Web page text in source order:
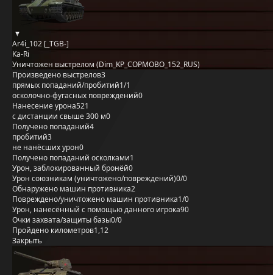
Ar4i_102 [_TGB-]
Ka-Ri
Уничтожен выстрелом (Dim_KP_COPMOBO_152_RUS)
Произведено выстрелов3
прямых попаданий/пробитий1/1
осколочно-фугасных повреждений0
Нанесение урона521
с дистанции свыше 300 м0
Получено попаданий4
пробитий3
не нанёсших урон0
Получено попаданий осколками1
Урон, заблокированный бронёй0
Урон союзникам (уничтожено/повреждений)0/0
Обнаружено машин противника2
Повреждено/уничтожено машин противника1/0
Урон, нанесённый с помощью данного игрока90
Очки захвата/защиты базы0/0
Пройдено километров1,12
Закрыть